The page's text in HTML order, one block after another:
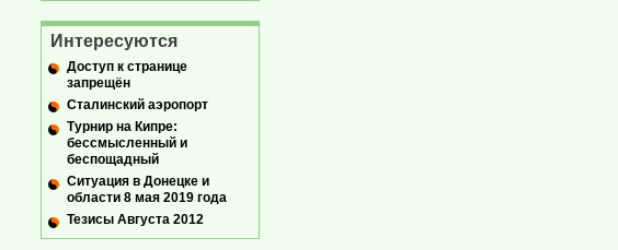
Интересуются
Доступ к странице
запрещён
Сталинский аэропорт
Турнир на Кипре:
бессмысленный и
беспощадный
Ситуация в Донецке и
области 8 мая 2019 года
Тезисы Августа 2012